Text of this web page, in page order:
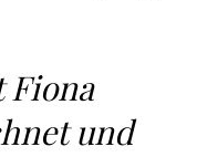
Fiona
und